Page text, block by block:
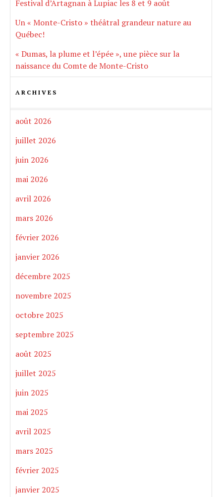
Festival d’Artagnan à Lupiac les 8 et 9 août
Un « Monte-Cristo » théâtral grandeur nature au
Québec!
« Dumas, la plume et l’épée », une pièce sur la
naissance du Comte de Monte-Cristo
ARCHIVES
août 2026
juillet 2026
juin 2026
mai 2026
avril 2026
mars 2026
février 2026
janvier 2026
décembre 2025
novembre 2025
octobre 2025
septembre 2025
août 2025
juillet 2025
juin 2025
mai 2025
avril 2025
mars 2025
février 2025
janvier 2025